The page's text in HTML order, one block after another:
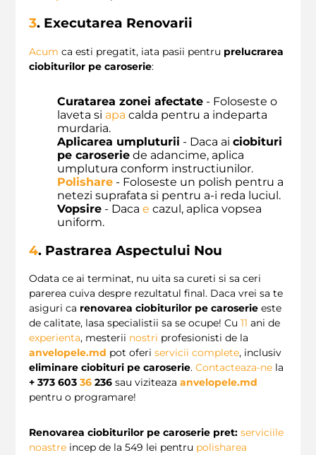
3. Executarea Renovarii
Acum ca esti pregatit, iata pasii pentru prelucrarea
ciobiturilor pe caroserie:
Curatarea zonei afectate - Foloseste o
laveta si apa calda pentru a indeparta
murdaria.
Aplicarea umpluturii - Daca ai ciobituri
pe caroserie de adancime, aplica
umplutura conform instructiunilor.
Polishare - Foloseste un polish pentru a
netezi suprafata si pentru a-i reda luciul.
Vopsire - Daca e cazul, aplica vopsea
uniform.
4. Pastrarea Aspectului Nou
Odata ce ai terminat, nu uita sa cureti si sa ceri
parerea cuiva despre rezultatul final. Daca vrei sa te
asiguri ca renovarea ciobiturilor pe caroserie este
de calitate, lasa specialistii sa se ocupe! Cu 11 ani de
experienta, mesterii nostri profesionisti de la
anvelopele.md pot oferi servicii complete, inclusiv
eliminare ciobituri pe caroserie. Contacteaza-ne la
+ 373 603 36 236 sau viziteaza anvelopele.md
pentru o programare!
Renovarea ciobiturilor pe caroserie pret: serviciile
noastre incep de la 549 lei pentru polisharea